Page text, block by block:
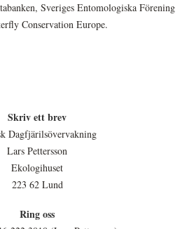
Sveriges Entomologiska Förening
Conservation Europe.
Skriv ett brev
Dagfjärilsövervakning
Lars Pettersson
Ekologihuset
223 62 Lund
Ring oss